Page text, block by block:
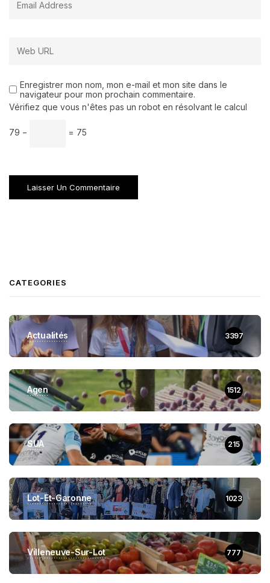
Enregistrer mon nom, mon e-mail et mon site dans le
navigateur pour mon prochain commentaire.
Vérifiez que vous n'êtes pas un robot en résolvant le calcul
79 − = 75
CATEGORIES
Actualités 3397
Agen 1512
SUA 215
Lot-Et-Garonne 1023
Villeneuve-Sur-Lot 777